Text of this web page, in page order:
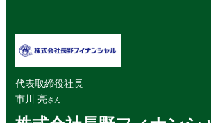
代表取締役社長
市川 亮さん